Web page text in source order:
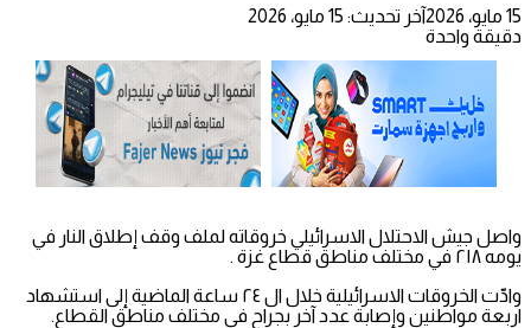
15 مايو، 2026
آخر تحديث: 15 مايو، 2026
دقيقة واحدة
واصل جيش الاحتلال الاسرائيلي خروقاته لملف وقف إطلاق النار في
يومه ٢١٨ في مختلف مناطق قطاع غزة .
وادّت الخروقات الاسرائيلية خلال ال ٢٤ ساعة الماضية إلى استشهاد
اربعة مواطنين وإصابة عدد آخر بجراح في مختلف مناطق القطاع.